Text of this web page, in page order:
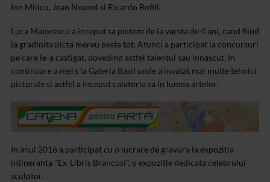
Ion Mincu, Jean Nouvel si Ricardo Bofill.
Luca Maiorescu a inceput sa picteze de la varsta de 4 ani, cand fiind
la gradinita picta mereu peste tot. Atunci a participat la concursuri
pe care le-a castigat, dovedind astfel talentul sau innascut. In
continuare a mers la Galeria Basil unde a invatat mai multe tehnici
picturale si astfel a inceput calatoria sa in lumea artelor.
In anul 2016 a participat cu o lucrare de gravura la expozitia
intineranta "Ex-Libris Brancusi", o expozitie dedicata celebrului
sculptor.